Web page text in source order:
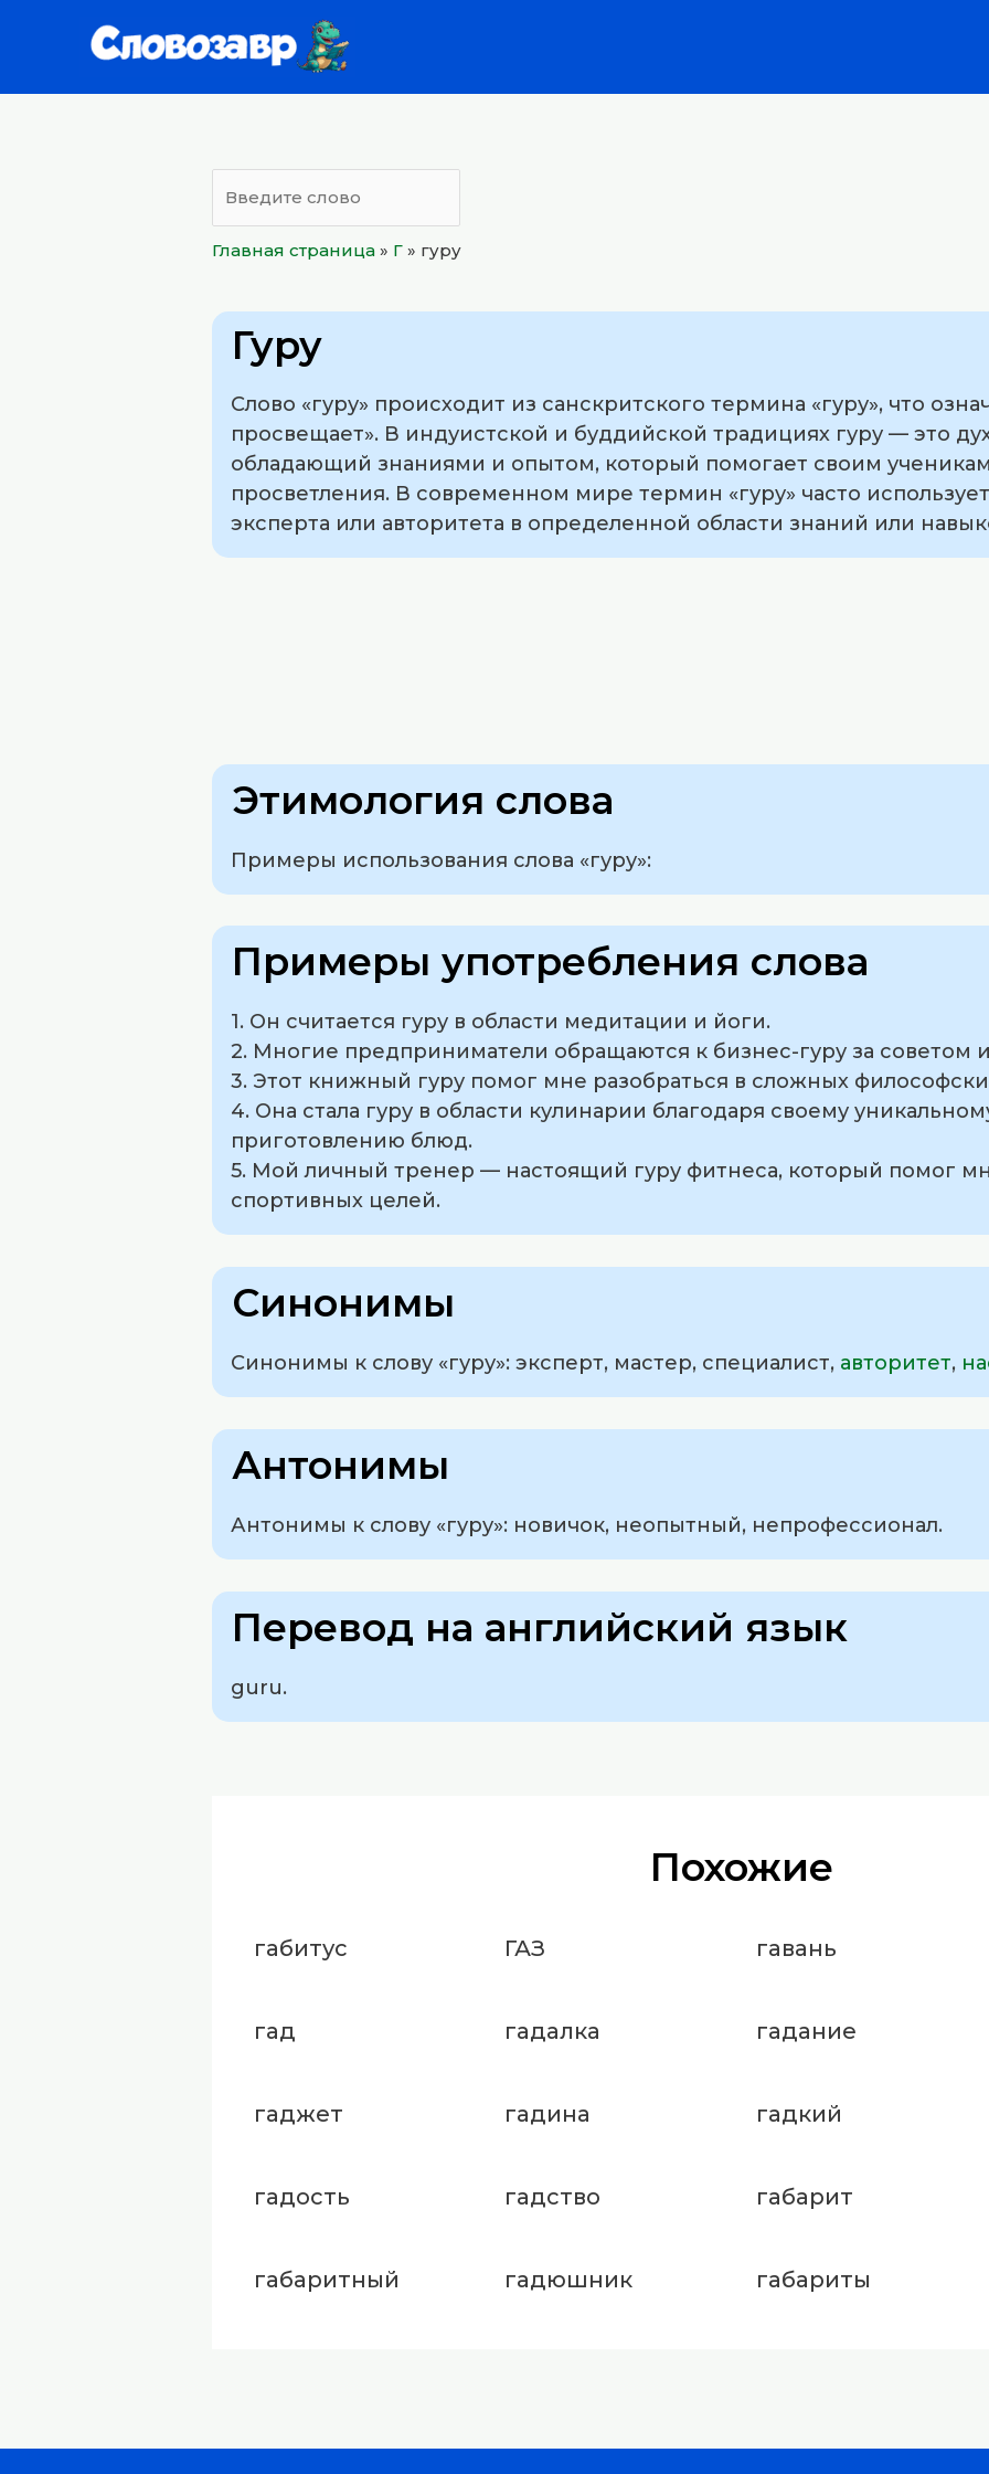
Главная страница » Г » гуру
Гуру
Слово «гуру» происходит из санскритского термина «гуру», что
просвещает». В индуистской и буддийской традициях гуру — это
обладающий знаниями и опытом, который помогает своим
просветления. В современном мире термин «гуру» часто
эксперта или авторитета в определенной области знаний или
Этимология слова
Примеры использования слова «гуру»:
Примеры употребления слова
1. Он считается гуру в области медитации и йоги.
2. Многие предприниматели обращаются к бизнес-гуру за советом
3. Этот книжный гуру помог мне разобраться в сложных
4. Она стала гуру в области кулинарии благодаря своему
приготовлению блюд.
5. Мой личный тренер — настоящий гуру фитнеса, который помог
спортивных целей.
Синонимы
Синонимы к слову «гуру»: эксперт, мастер, специалист, авторитет,
Антонимы
Антонимы к слову «гуру»: новичок, неопытный, непрофессионал.
Перевод на английский язык
guru.
Похожие
габитус ГАЗ гавань
гад гадалка гадание
гаджет гадина гадкий
гадость гадство габарит
габаритный гадюшник габариты